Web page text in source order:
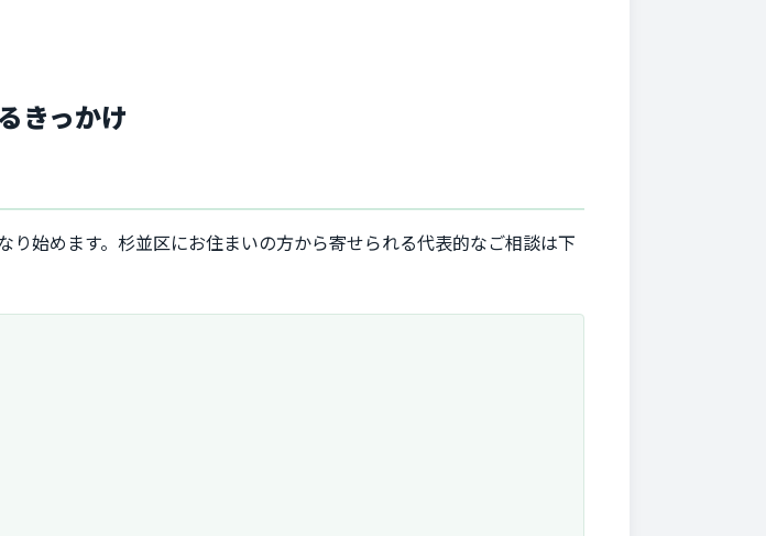
きっかけ
始めます。杉並区にお住まいの方から寄せられる代表的なご相談は下